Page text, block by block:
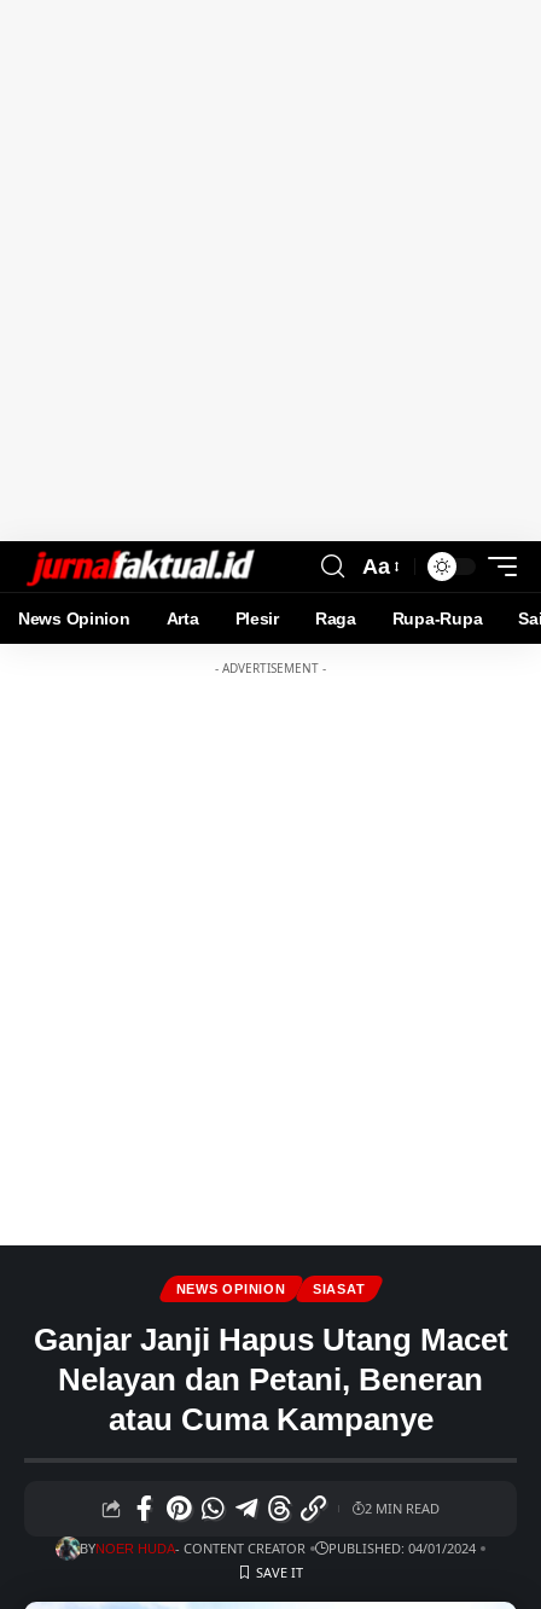
Aa
News Opinion Arta Plesir Raga Rupa-Rupa
- ADVERTISEMENT -
NEWS OPINION SIASAT
Ganjar Janji Hapus Utang Macet
Nelayan dan Petani, Beneran
atau Cuma Kampanye
BYNOER HUDA- CONTENT CREATOR PUBLISHED: 04/01/2024
2 MIN READ